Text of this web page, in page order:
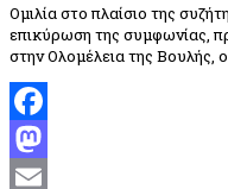
Ομιλία στο πλαίσιο της
επικύρωση της συμφωνίας,
στην Ολομέλεια της
Facebook
Mastodon